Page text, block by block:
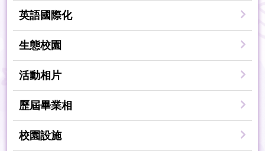
英語國際化
生態校園
活動相片
歷屆畢業相
校園設施